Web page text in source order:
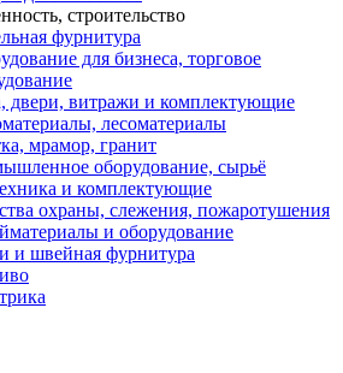
строительство
фурнитура
для бизнеса, торговое
двери, витражи и комплектующие
лесоматериалы
мрамор, гранит
оборудование, сырьё
и комплектующие
охраны, слежения, пожаротушения
и оборудование
и швейная фурнитура